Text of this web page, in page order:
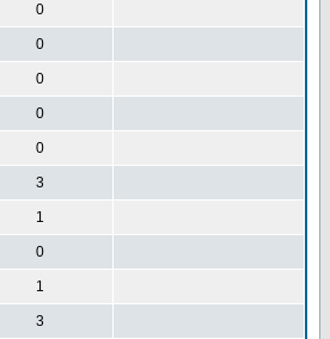
0
0
0
0
0
3
1
0
1
3